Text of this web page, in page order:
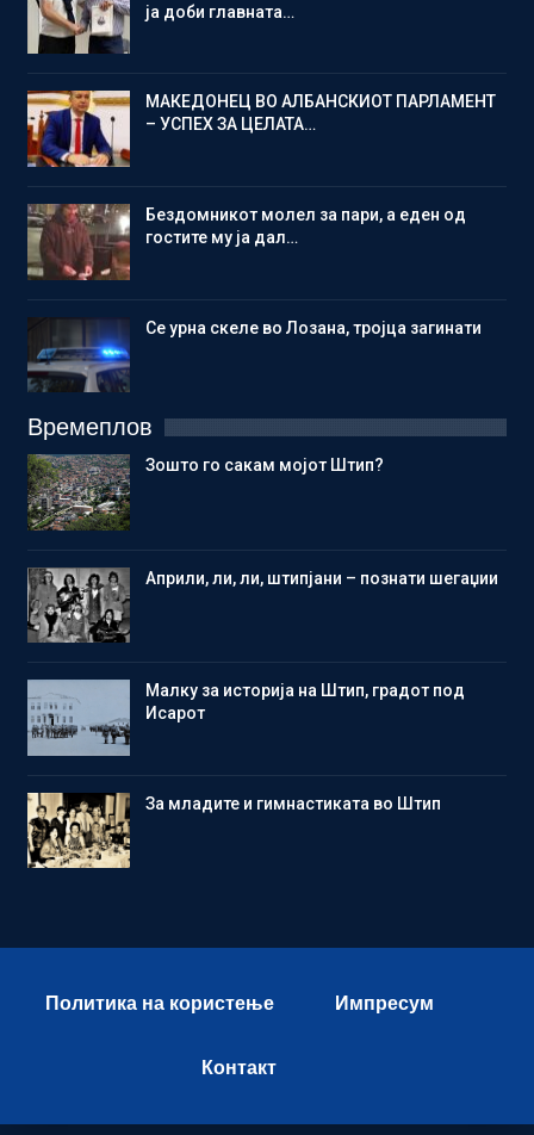
ја доби главната…
МАКЕДОНЕЦ ВО АЛБАНСКИОТ ПАРЛАМЕНТ
– УСПЕХ ЗА ЦЕЛАТА…
Бездомникот молел за пари, а еден од
гостите му ја дал…
Се урна скеле во Лозана, тројца загинати
Времеплов
Зошто го сакам мојот Штип?
Aприли, ли, ли, штипјани – познати шегаџии
Малку за историја на Штип, градот под
Исарот
Зa младите и гимнастиката во Штип
Политика на користење Импресум
Контакт